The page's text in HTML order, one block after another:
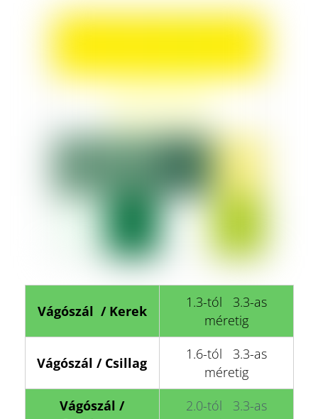
Vágószál / Kerek
1.3-tól 3.3-as
méretig
Vágószál / Csillag
1.6-tól 3.3-as
méretig
Vágószál /
2.0-tól 3.3-as